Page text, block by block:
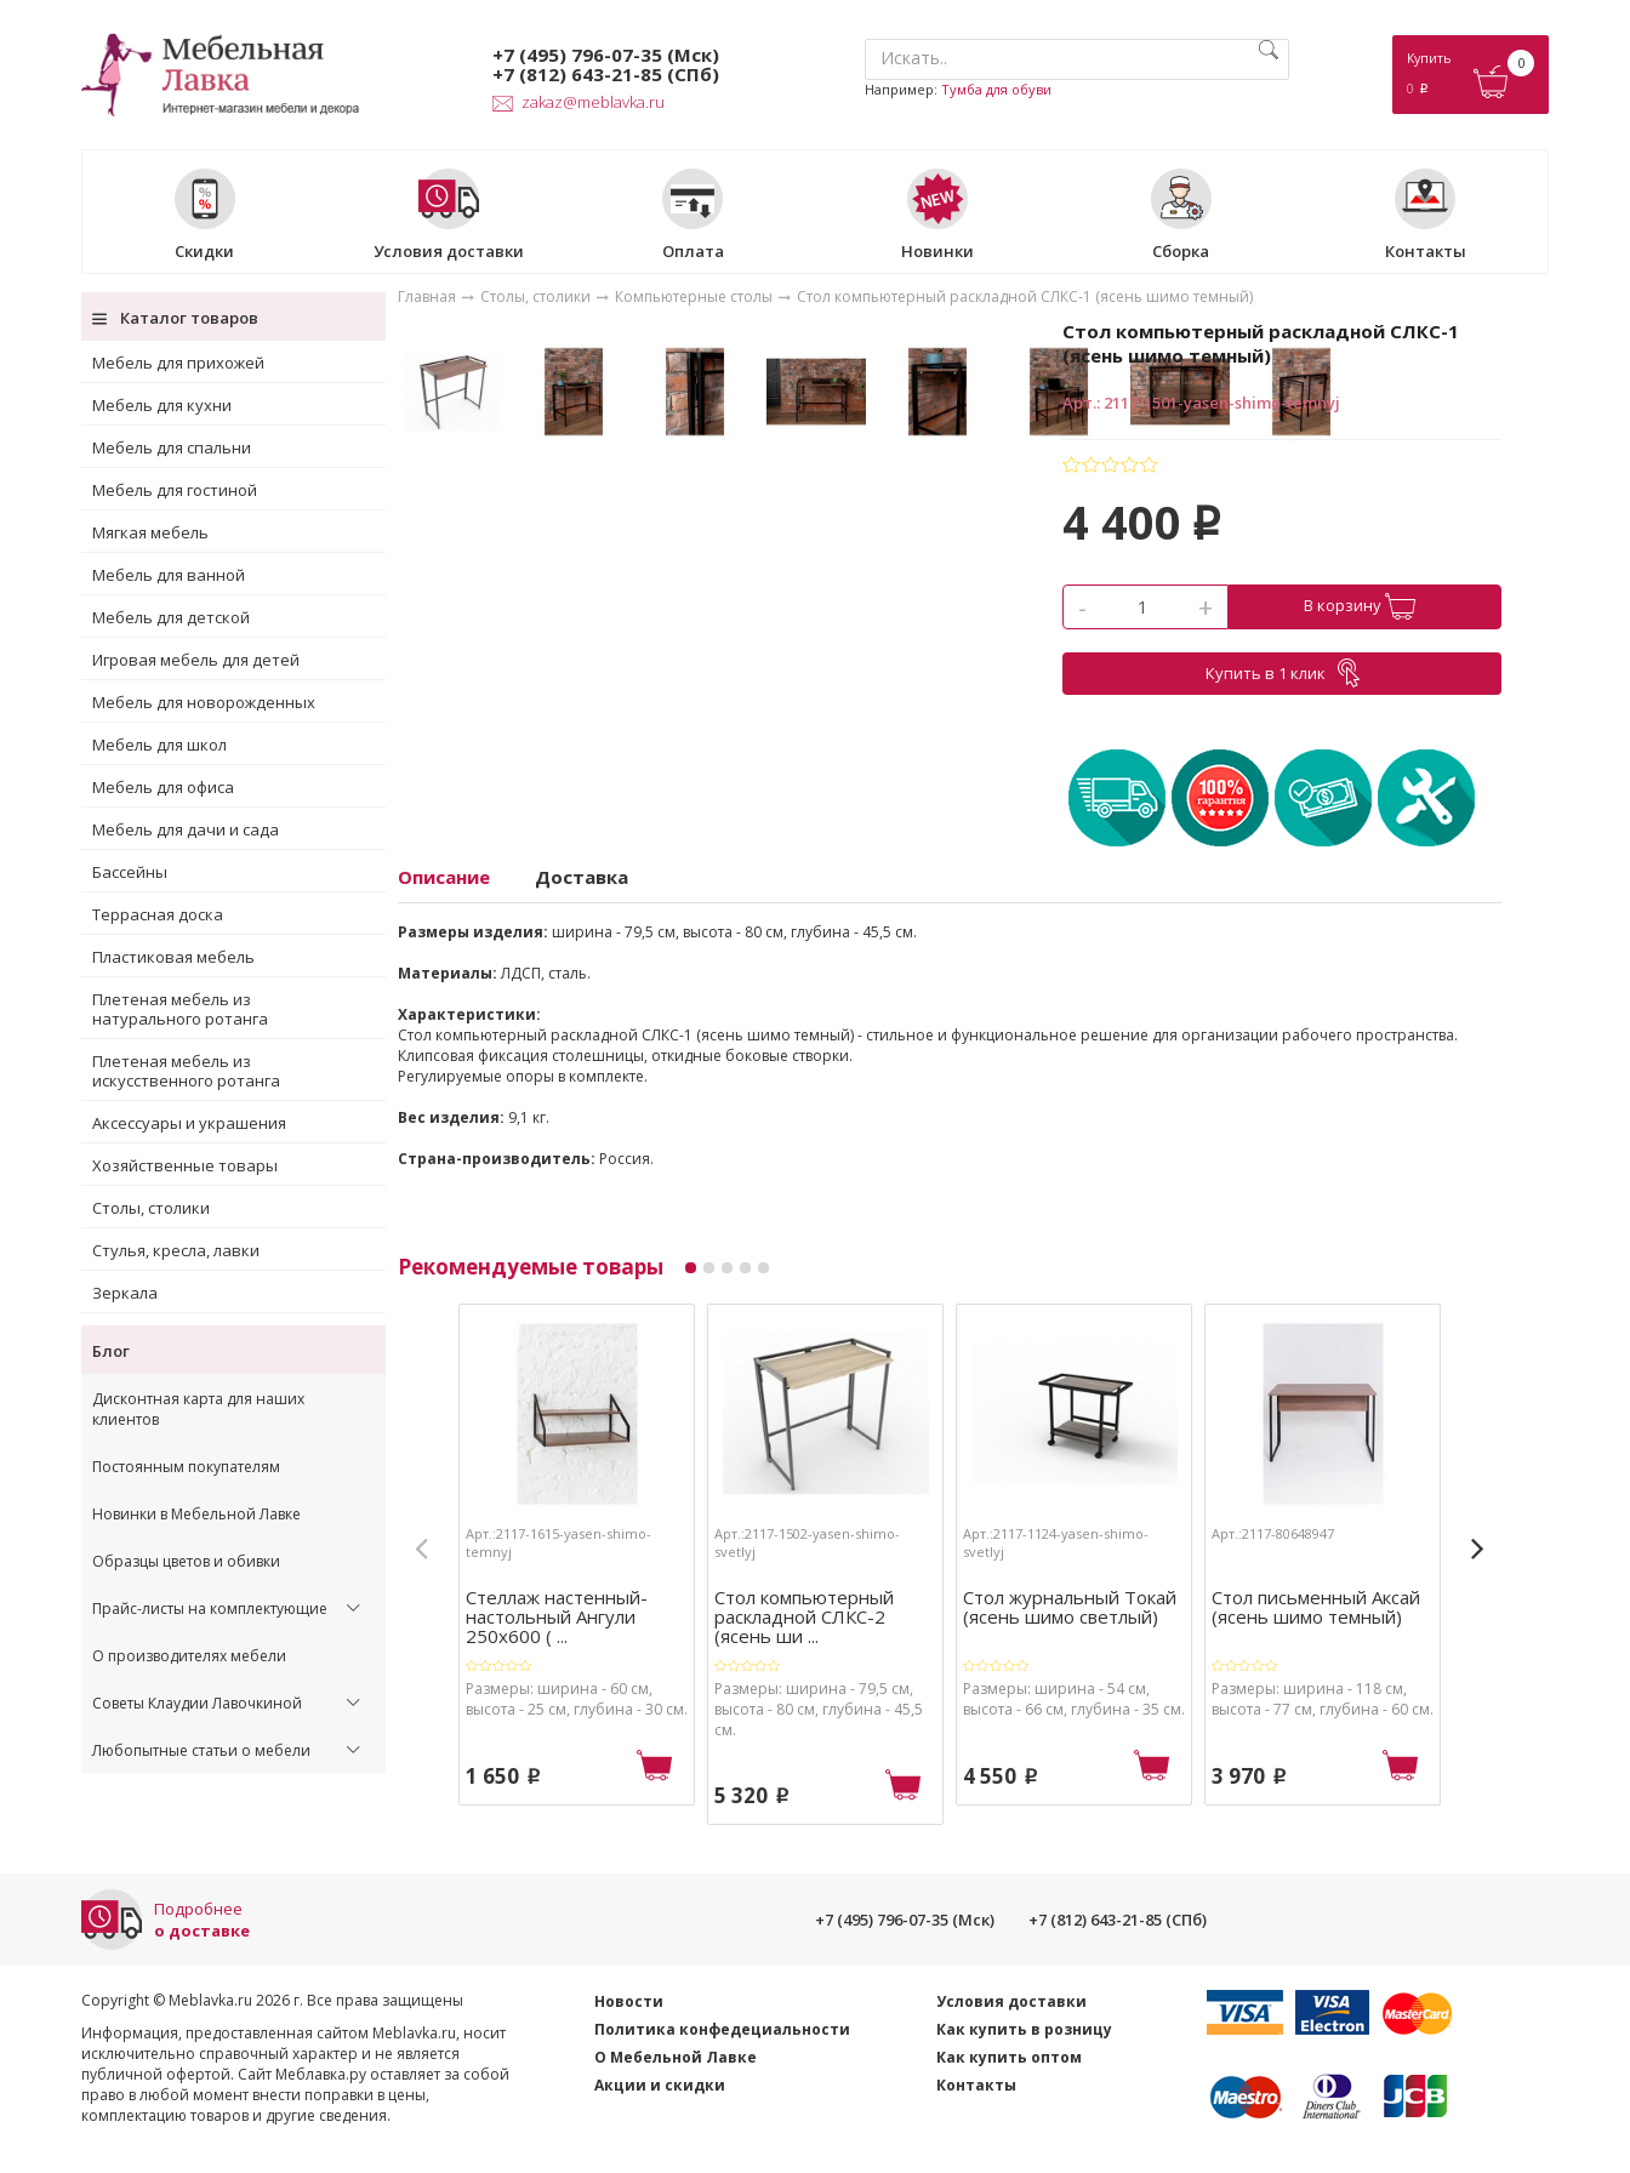
+7 (495) 796-07-35 (Мск)
+7 (812) 643-21-85 (СПб)
zakaz@meblavka.ru
Например: Тумба для обуви
Купить
0 p
0
Скидки Условия доставки Оплата Новинки Сборка Контакты
Каталог товаров
Мебель для прихожей
Мебель для кухни
Мебель для спальни
Мебель для гостиной
Мягкая мебель
Мебель для ванной
Мебель для детской
Игровая мебель для детей
Мебель для новорожденных
Мебель для школ
Мебель для офиса
Мебель для дачи и сада
Бассейны
Террасная доска
Пластиковая мебель
Плетеная мебель из
натурального ротанга
Плетеная мебель из
искусственного ротанга
Аксессуары и украшения
Хозяйственные товары
Столы, столики
Стулья, кресла, лавки
Зеркала
Блог
Дисконтная карта для наших
клиентов
Постоянным покупателям
Новинки в Мебельной Лавке
Образцы цветов и обивки
Прайс-листы на комплектующие
О производителях мебели
Советы Клаудии Лавочкиной
Любопытные статьи о мебели
Главная Столы, столики Компьютерные столы Стол компьютерный раскладной СЛКС-1 (ясень шимо темный)
Стол компьютерный раскладной СЛКС-1
(ясень шимо темный)
Арт.: 2117-1501-yasen-shimo-temnyj
4 400 p
- + В корзину
Купить в 1 клик
Описание Доставка
Размеры изделия: ширина - 79,5 см, высота - 80 см, глубина - 45,5 см.
Материалы:ЛДСП, сталь.
Характеристики:
Стол компьютерный раскладной СЛКС-1 (ясень шимо темный) - стильное и функциональное решение для организации рабочего пространства.
Клипсовая фиксация столешницы, откидные боковые створки.
Регулируемые опоры в комплекте.
Вес изделия: 9,1 кг.
Страна-производитель: Россия.
Рекомендуемые товары
Арт.:2117-1615-yasen-shimo-
temnyj
Стеллаж настенный-
настольный Ангули
250х600 ( ...
Размеры: ширина - 60 см,
высота - 25 см, глубина - 30 см.
1 650 p
Арт.:2117-1502-yasen-shimo-
svetlyj
Стол компьютерный
раскладной СЛКС-2
(ясень ши ...
Размеры: ширина - 79,5 см,
высота - 80 см, глубина - 45,5
см.
5 320 p
Арт.:2117-1124-yasen-shimo-
svetlyj
Стол журнальный Токай
(ясень шимо светлый)
Размеры: ширина - 54 см,
высота - 66 см, глубина - 35 см.
4 550 p
Арт.:2117-80648947
Стол письменный Аксай
(ясень шимо темный)
Размеры: ширина - 118 см,
высота - 77 см, глубина - 60 см.
3 970 p
Подробнее
о доставке
+7 (495) 796-07-35 (Мск) +7 (812) 643-21-85 (СПб)
Copyright © Meblavka.ru 2026 г. Все права защищены
Информация, предоставленная сайтом Meblavka.ru, носит
исключительно справочный характер и не является
публичной офертой. Сайт Меблавка.ру оставляет за собой
право в любой момент внести поправки в цены,
комплектацию товаров и другие сведения.
Новости
Политика конфедециальности
О Мебельной Лавке
Акции и скидки
Условия доставки
Как купить в розницу
Как купить оптом
Контакты